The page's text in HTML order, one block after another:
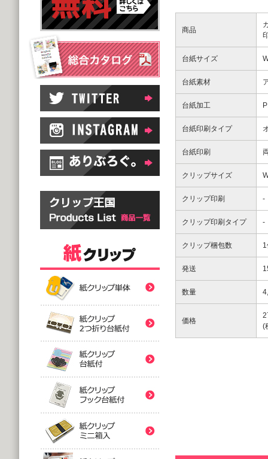
商品
台紙サイズ
台紙素材
台紙加工
台紙印刷タイプ
台紙印刷
クリップサイズ
クリップ印刷 -
クリップ印刷タイプ -
クリップ梱包数
発送
数量
価格
(
紙クリップ印刷なし
紙クリップ印刷なし
紙クリップ印刷なし
(5,000個 1個あたり)